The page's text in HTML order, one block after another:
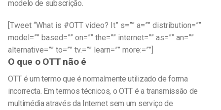
modelo de subscrição.
[Tweet “What is #OTT video? It” s=”” a=”” distribution=””
model=”” based=”” on=”” the=”” internet=”” as=”” an=””
alternative=”” to=”” tv.=”” learn=”” more:=””]
O que o OTT não é
OTT é um termo que é normalmente utilizado de forma
incorrecta. Em termos técnicos, o OTT é a transmissão de
multimédia através da Internet sem um serviço de